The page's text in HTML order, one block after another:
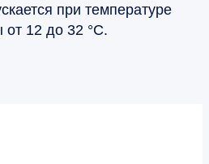
при температуре
12 до 32 °C.